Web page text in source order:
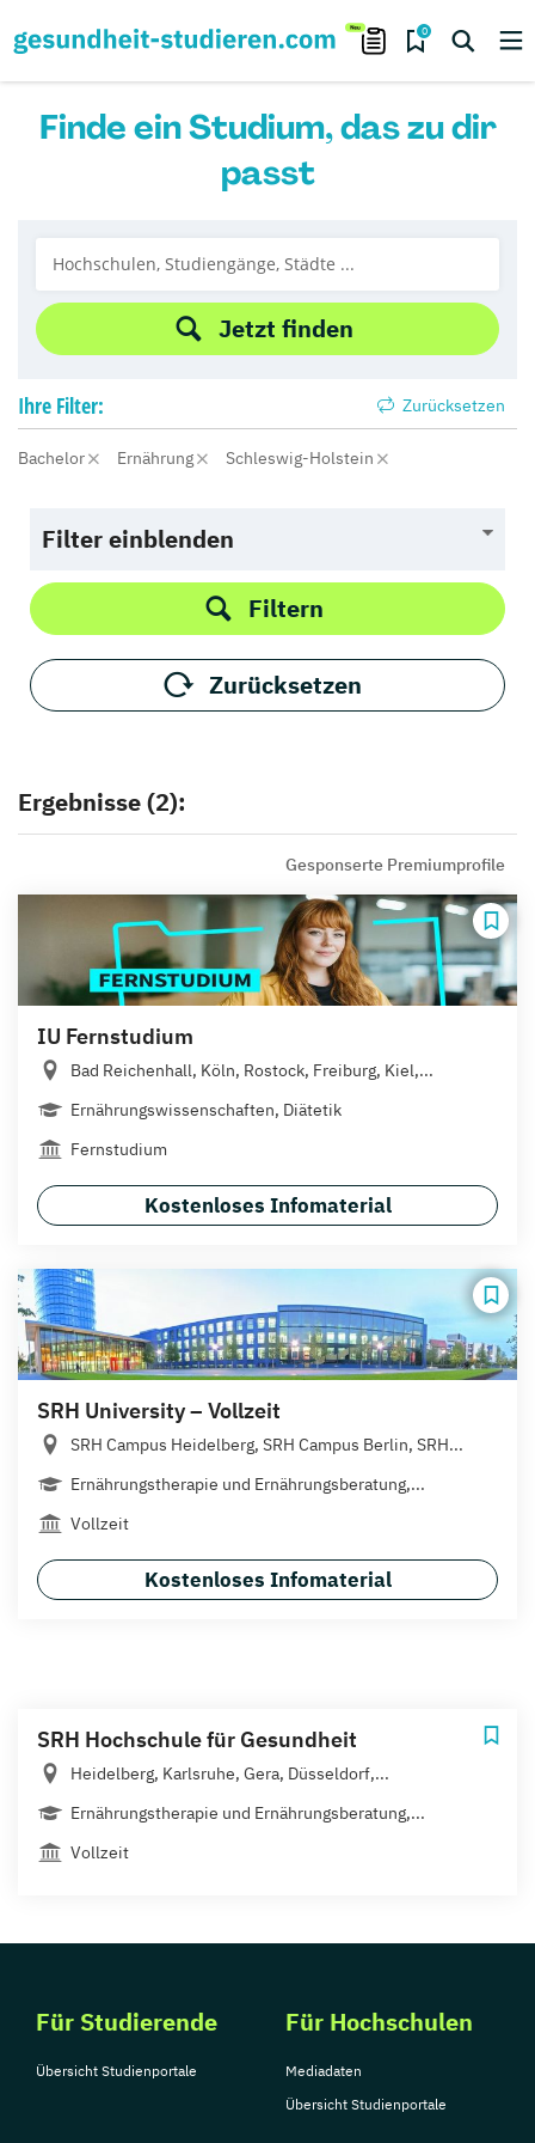
0
Finde ein Studium, das zu dir
passt
Jetzt finden
Ihre Filter: Zurücksetzen
Bachelor Ernährung Schleswig-Holstein
Filter einblenden
Filtern
Zurücksetzen
Ergebnisse (2):
Gesponserte Premiumprofile
IU Fernstudium
Bad Reichenhall, Köln, Rostock, Freiburg, Kiel,...
Ernährungswissenschaften, Diätetik
Fernstudium
Kostenloses Infomaterial
SRH University – Vollzeit
SRH Campus Heidelberg, SRH Campus Berlin, SRH...
Ernährungstherapie und Ernährungsberatung,...
Vollzeit
Kostenloses Infomaterial
SRH Hochschule für Gesundheit
Heidelberg, Karlsruhe, Gera, Düsseldorf,...
Ernährungstherapie und Ernährungsberatung,...
Vollzeit
Für Studierende
Übersicht Studienportale
Für Hochschulen
Mediadaten
Übersicht Studienportale